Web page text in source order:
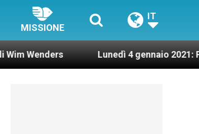
MISSIONE
IT
Lunedì 4 gennaio 2021: Possesso